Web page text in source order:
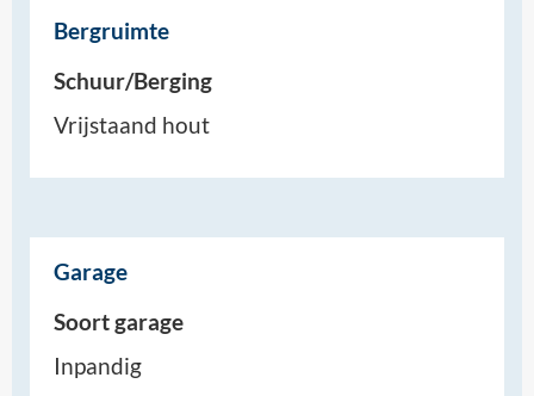
Bergruimte
Schuur/Berging
Vrijstaand hout
Garage
Soort garage
Inpandig